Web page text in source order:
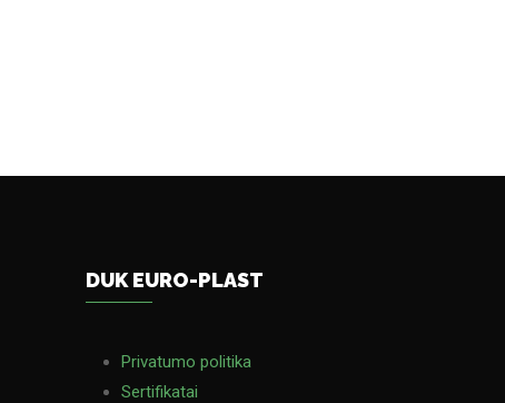
DUK EURO-PLAST
Privatumo politika
Sertifikatai